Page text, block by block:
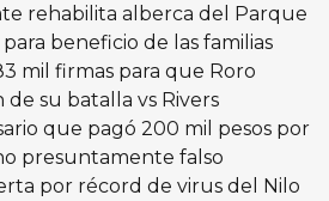
rehabilita alberca del Parque
beneficio de las familias
mil firmas para que Roro
su batalla vs Rivers
que pagó 200 mil pesos por
presuntamente falso
por récord de virus del Nilo